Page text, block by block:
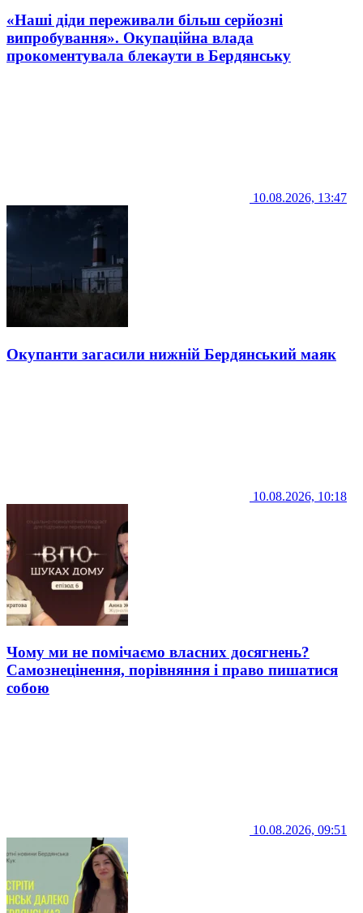
«Наші діди переживали більш серйозні
випробування». Окупаційна влада
прокоментувала блекаути в Бердянську
10.08.2026, 13:47
Окупанти загасили нижній Бердянський маяк
10.08.2026, 10:18
Чому ми не помічаємо власних досягнень?
Самознецінення, порівняння і право пишатися
собою
10.08.2026, 09:51